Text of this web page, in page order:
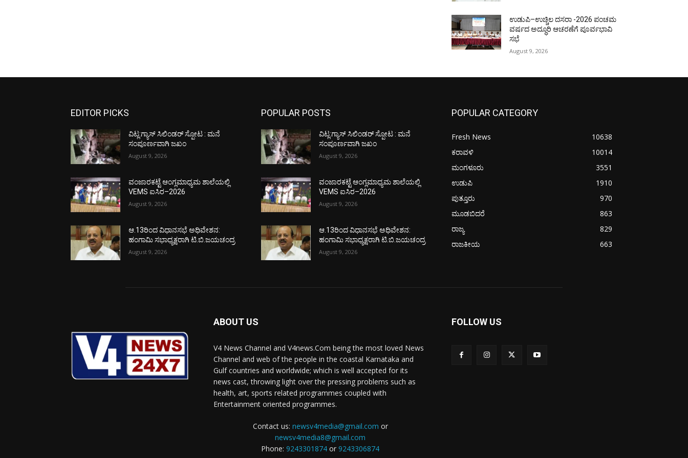
ಉಡುಪಿ–ಉಚ್ಚಿಲ ದಸರಾ -2026 ಪಂಚಮ
ವರ್ಷದ ಅದ್ಧೂರಿ ಆಚರಣೆಗೆ ಪೂರ್ವಭಾವಿ
ಸಭೆ
August 9, 2026
EDITOR PICKS
ವಿಟ್ಲ:ಗ್ಯಾಸ್ ಸಿಲಿಂಡರ್ ಸ್ಪೋಟ : ಮನೆ
ಸಂಪೂರ್ಣವಾಗಿ ಜಖಂ
August 9, 2026
ವಂಜಾರಕಟ್ಟೆ ಆಂಗ್ಲಮಾಧ್ಯಮ ಶಾಲೆಯಲ್ಲಿ
VEMS ಐಸಿರ–2026
August 9, 2026
ಆ.13ರಿಂದ ವಿಧಾನಸಭೆ ಅಧಿವೇಶನ:
ಹಂಗಾಮಿ ಸಭಾಧ್ಯಕ್ಷರಾಗಿ ಟಿ.ಬಿ.ಜಯಚಂದ್ರ
August 9, 2026
POPULAR POSTS
ವಿಟ್ಲ:ಗ್ಯಾಸ್ ಸಿಲಿಂಡರ್ ಸ್ಪೋಟ : ಮನೆ
ಸಂಪೂರ್ಣವಾಗಿ ಜಖಂ
August 9, 2026
ವಂಜಾರಕಟ್ಟೆ ಆಂಗ್ಲಮಾಧ್ಯಮ ಶಾಲೆಯಲ್ಲಿ
VEMS ಐಸಿರ–2026
August 9, 2026
ಆ.13ರಿಂದ ವಿಧಾನಸಭೆ ಅಧಿವೇಶನ:
ಹಂಗಾಮಿ ಸಭಾಧ್ಯಕ್ಷರಾಗಿ ಟಿ.ಬಿ.ಜಯಚಂದ್ರ
August 9, 2026
POPULAR CATEGORY
Fresh News
10638
ಕರಾವಳಿ
10014
ಮಂಗಳೂರು
3551
ಉಡುಪಿ
1910
ಪುತ್ತೂರು
970
ಮೂಡಬಿದರೆ
863
ರಾಜ್ಯ
829
ರಾಜಕೀಯ
663
ABOUT US
V4 News Channel and V4news.Com being the most loved News
Channel and web of the people in the coastal Karnataka and
Gulf countries and worldwide; which is well accepted for its
news cast, throwing light over the pressing problems such as
health, art, sports related programmes coupled with
Entertainment oriented programmes.
Contact us: newsv4media@gmail.com or
newsv4media8@gmail.com
Phone: 9243301874 or 9243306874
FOLLOW US